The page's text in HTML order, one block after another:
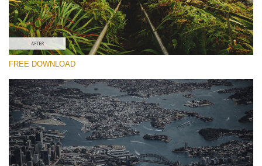
(30 Lr Presets)
Entire Collection
(2067 Lr Presets)
ดาวน์โหลดฟรี
FREE DOWNLOAD